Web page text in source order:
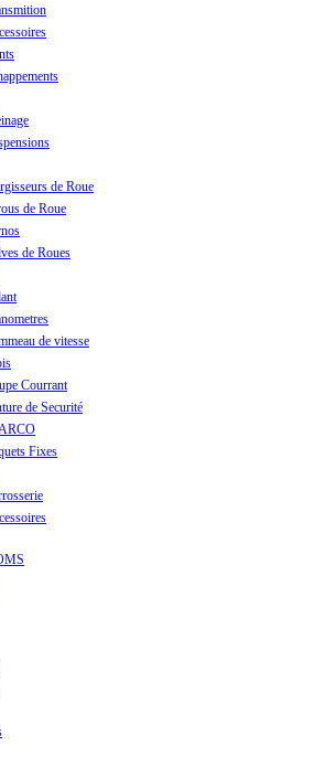
de Roue
de Roue
de Roues
de vitesse
Courrant
de Securité
Fixes